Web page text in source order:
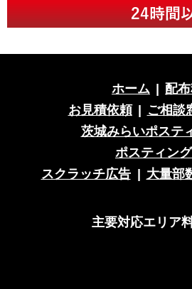
ホーム 配
お見積依頼
ご相談
茨城みらいポステ
ポスティン
スクラッチ広告
大量部
主要対応エリア